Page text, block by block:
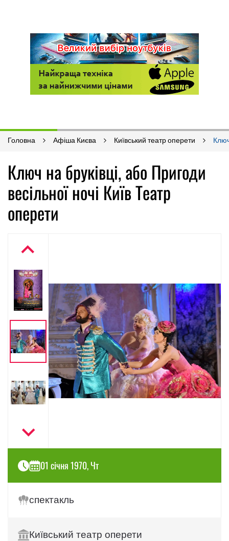
Головна Афіша Києва Київський театр оперети
Ключ на бруківці, або Пригоди
весільної ночі Київ Театр
оперети
01 січня 1970, Чт
спектакль
Київський театр оперети